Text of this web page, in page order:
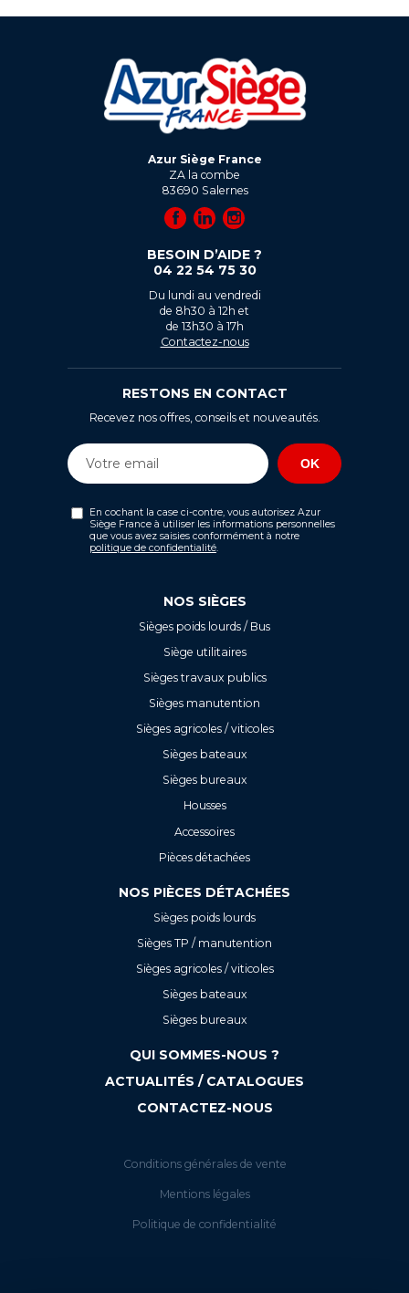
Azur Siège France
ZA la combe
83690 Salernes
BESOIN D’AIDE ?
04 22 54 75 30
Du lundi au vendredi
de 8h30 à 12h et
de 13h30 à 17h
Contactez-nous
RESTONS EN CONTACT
Recevez nos offres, conseils et nouveautés.
En cochant la case ci-contre, vous autorisez Azur
Siège France à utiliser les informations personnelles
que vous avez saisies conformément à notre
politique de confidentialité
NOS SIÈGES
Sièges poids lourds / Bus
Siège utilitaires
Sièges travaux publics
Sièges manutention
Sièges agricoles / viticoles
Sièges bateaux
Sièges bureaux
Housses
Accessoires
Pièces détachées
NOS PIÈCES DÉTACHÉES
Sièges poids lourds
Sièges TP / manutention
Sièges agricoles / viticoles
Sièges bateaux
Sièges bureaux
QUI SOMMES-NOUS ?
ACTUALITÉS / CATALOGUES
CONTACTEZ-NOUS
Conditions générales de vente
Mentions légales
Politique de confidentialité